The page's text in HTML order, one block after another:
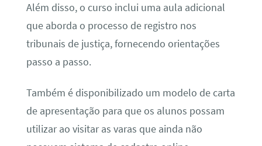
Além disso, o curso inclui uma aula adicional
que aborda o processo de registro nos
tribunais de justiça, fornecendo orientações
passo a passo.
Também é disponibilizado um modelo de carta
de apresentação para que os alunos possam
utilizar ao visitar as varas que ainda não